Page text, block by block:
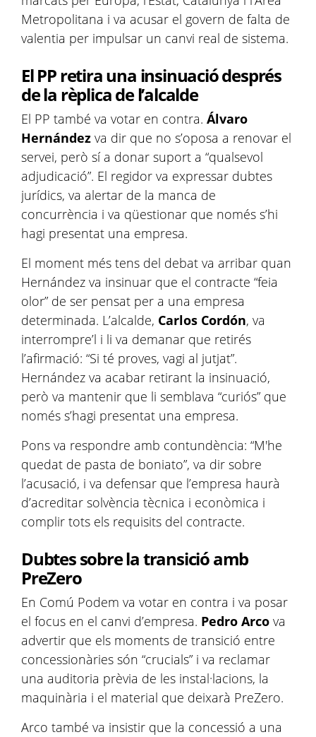
Metropolitana i va acusar el govern de falta de
valentia per impulsar un canvi real de sistema.
El PP retira una insinuació després
de la rèplica de l’alcalde
El PP també va votar en contra. Álvaro
Hernández va dir que no s’oposa a renovar el
servei, però sí a donar suport a “qualsevol
adjudicació”. El regidor va expressar dubtes
jurídics, va alertar de la manca de
concurrència i va qüestionar que només s’hi
hagi presentat una empresa.
El moment més tens del debat va arribar quan
Hernández va insinuar que el contracte “feia
olor” de ser pensat per a una empresa
determinada. L’alcalde, Carlos Cordón, va
interrompre’l i li va demanar que retirés
l’afirmació: “Si té proves, vagi al jutjat”.
Hernández va acabar retirant la insinuació,
però va mantenir que li semblava “curiós” que
només s’hagi presentat una empresa.
Pons va respondre amb contundència: “M'he
quedat de pasta de boniato”, va dir sobre
l’acusació, i va defensar que l’empresa haurà
d’acreditar solvència tècnica i econòmica i
complir tots els requisits del contracte.
Dubtes sobre la transició amb
PreZero
En Comú Podem va votar en contra i va posar
el focus en el canvi d’empresa. Pedro Arco va
advertir que els moments de transició entre
concessionàries són “crucials” i va reclamar
una auditoria prèvia de les instal·lacions, la
maquinària i el material que deixarà PreZero.
Arco també va insistir que la concessió a una